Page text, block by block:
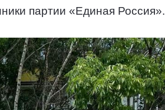
партии «Единая Россия».